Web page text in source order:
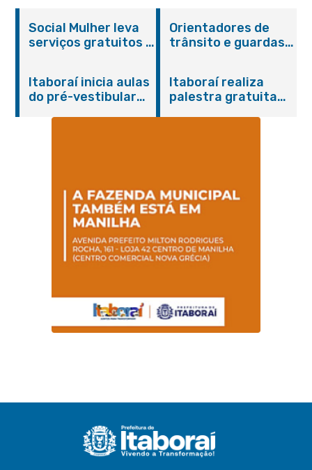
Social Mulher leva
serviços gratuitos à
sexta-feira (07/08)
Orientadores de
trânsito e guardas
primeiros socorros
em Itaboraí
Itaboraí inicia aulas
do pré-vestibular
Itaboraí realiza
palestra gratuita